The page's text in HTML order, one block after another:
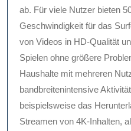
ab. Für viele Nutzer bieten
Geschwindigkeit für das
von Videos in HD-Qualität
Spielen ohne größere
Haushalte mit mehreren
bandbreitenintensive
beispielsweise das
Streamen von 4K-Inhalten,